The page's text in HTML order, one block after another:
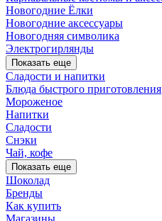
Новогодние Ёлки
Новогодние аксессуары
Новогодняя символика
Электрогирлянды
Показать еще
Сладости и напитки
Блюда быстрого приготовления
Мороженое
Напитки
Сладости
Снэки
Чай, кофе
Показать еще
Шоколад
Бренды
Как купить
Магазины